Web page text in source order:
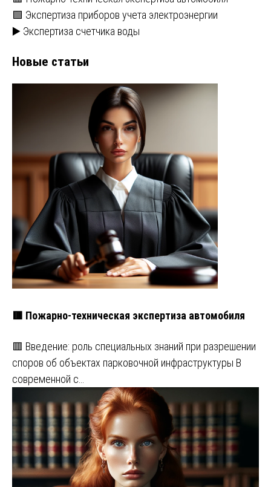
🟩 Экспертиза приборов учета электроэнергии
▶️ Экспертиза счетчика воды
Новые статьи
🟥 Пожарно-техническая экспертиза автомобиля
🟥 Введение: роль специальных знаний при разрешении
споров об объектах парковочной инфраструктуры В
современной с…